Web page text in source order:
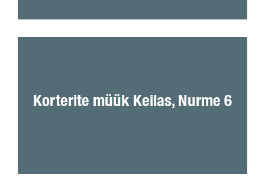
Korterite müük Keilas, Nurme 6
Madalad ülalpidamiskulud